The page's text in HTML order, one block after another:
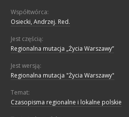
Współtwórca:
Osiecki, Andrzej. Red.
Jest częścią:
Regionalna mutacja „Życia Warszawy”
Jest wersją:
Regionalna mutacja "Życia Warszawy"
Temat:
Czasopisma regionalne i lokalne polskie